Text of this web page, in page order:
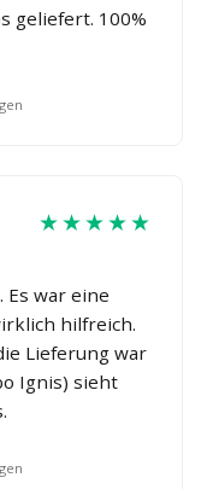
geliefert. 100%
★★★★★
Es war eine
hilfreich.
Lieferung war
Ignis) sieht